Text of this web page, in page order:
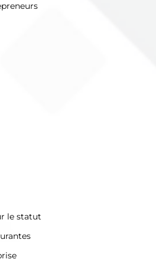
le statut